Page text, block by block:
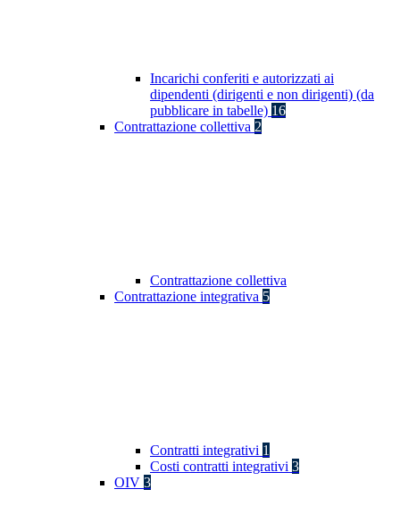
Incarichi conferiti e autorizzati ai
dipendenti (dirigenti e non dirigenti) (da
pubblicare in tabelle) 16
Contrattazione collettiva 2
Contrattazione collettiva
Contrattazione integrativa 5
Contratti integrativi 1
Costi contratti integrativi 3
OIV 3